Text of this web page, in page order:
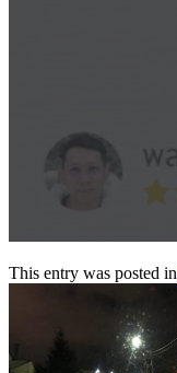
This entry was posted in